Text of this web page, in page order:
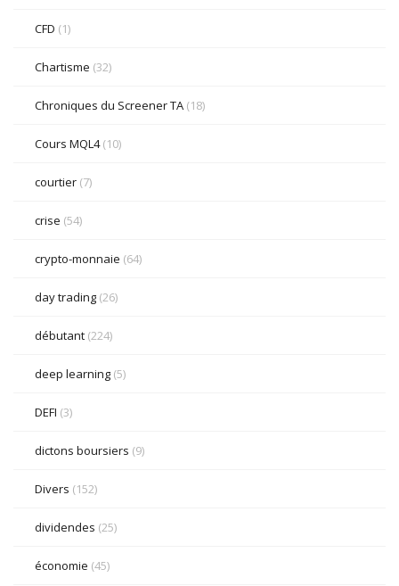
CFD (1)
Chartisme (32)
Chroniques du Screener TA (18)
Cours MQL4(10)
courtier (7)
crise (54)
crypto-monnaie (64)
day trading (26)
débutant (224)
deep learning (5)
DEFI (3)
dictons boursiers (9)
Divers (152)
dividendes (25)
économie (45)